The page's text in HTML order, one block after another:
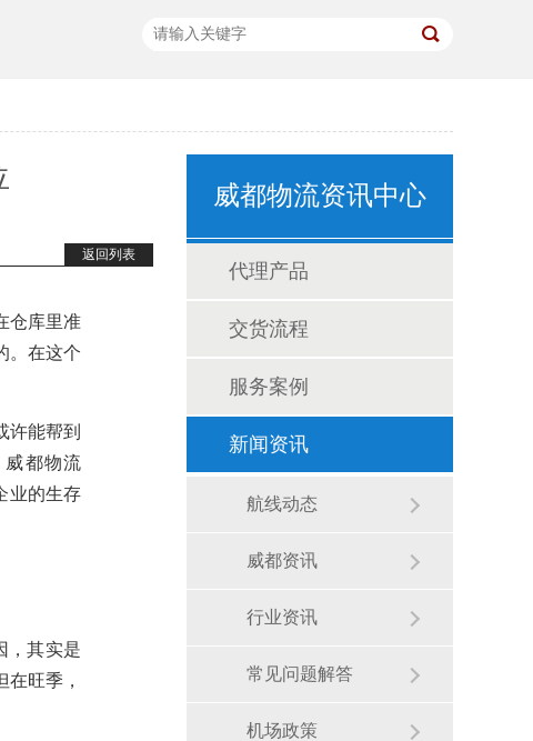
返回列表
仓库里准
。在这个
许能帮到
都物流
业的生存
，其实是
旺季，
威都物流资讯中心
代理产品
交货流程
服务案例
新闻资讯
航线动态
威都资讯
行业资讯
常见问题解答
机场政策